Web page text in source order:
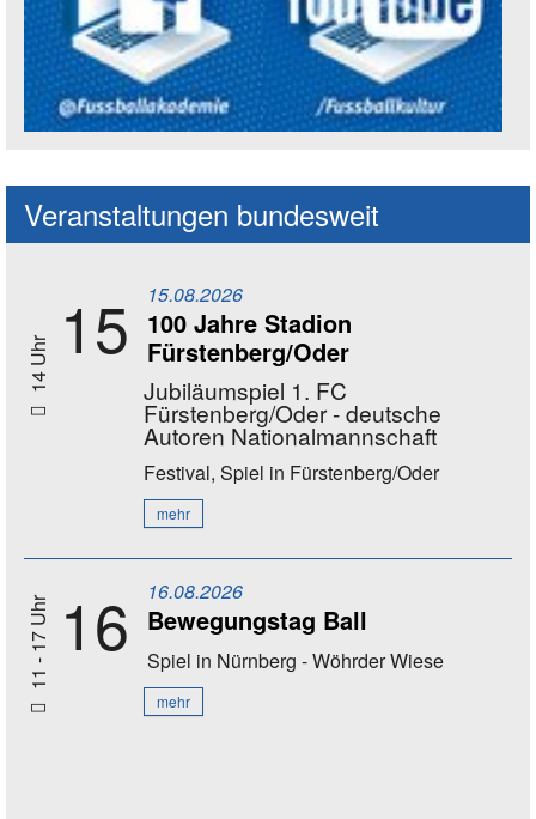
Veranstaltungen bundesweit
14 Uhr 15 15.08.2026
100 Jahre Stadion
Fürstenberg/Oder
Jubiläumspiel 1. FC
Fürstenberg/Oder - deutsche
Autoren Nationalmannschaft
Festival, Spiel in Fürstenberg/Oder
mehr
11 - 17 Uhr 16 16.08.2026
Bewegungstag Ball
Spiel in Nürnberg - Wöhrder Wiese
mehr